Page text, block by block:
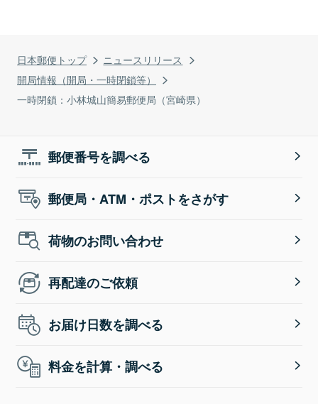
日本郵便トップ
ニュースリリース
開局情報（開局・一時閉鎖等）
一時閉鎖：小林城山簡易郵便局（宮崎県）
郵便番号を調べる
郵便局・ATM・ポストをさがす
荷物のお問い合わせ
再配達のご依頼
お届け日数を調べる
料金を計算・調べる